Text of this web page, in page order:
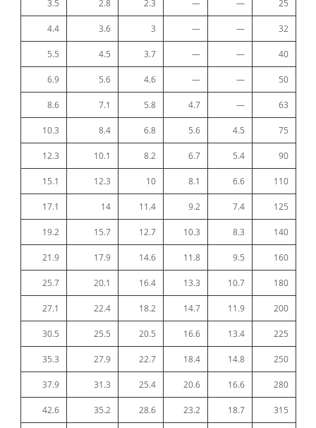
25
—
—
2.3
2.8
3.5
32
—
—
3
3.6
4.4
40
—
—
3.7
4.5
5.5
50
—
—
4.6
5.6
6.9
63
—
4.7
5.8
7.1
8.6
75
4.5
5.6
6.8
8.4
10.3
90
5.4
6.7
8.2
10.1
12.3
110
6.6
8.1
10
12.3
15.1
125
7.4
9.2
11.4
14
17.1
140
8.3
10.3
12.7
15.7
19.2
160
9.5
11.8
14.6
17.9
21.9
180
10.7
13.3
16.4
20.1
25.7
200
11.9
14.7
18.2
22.4
27.1
225
13.4
16.6
20.5
25.5
30.5
250
14.8
18.4
22.7
27.9
35.3
280
16.6
20.6
25.4
31.3
37.9
315
18.7
23.2
28.6
35.2
42.6